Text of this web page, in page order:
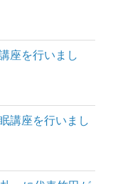
座を行いまし
講座を行いまし